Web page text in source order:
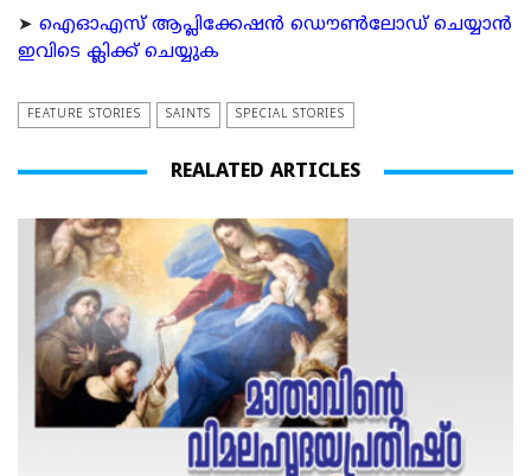
➤ ഐഓഎസ് ആപ്ലിക്കേഷന്‍ ഡൌണ്‍ലോഡ് ചെയ്യാന്‍
ഇവിടെ ക്ലിക്ക് ചെയ്യുക
FEATURE STORIES SAINTS SPECIAL STORIES
REALATED ARTICLES